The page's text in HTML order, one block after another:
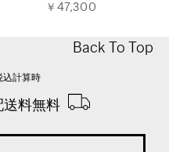
￥47,300
Back To Top
計算時
料無料